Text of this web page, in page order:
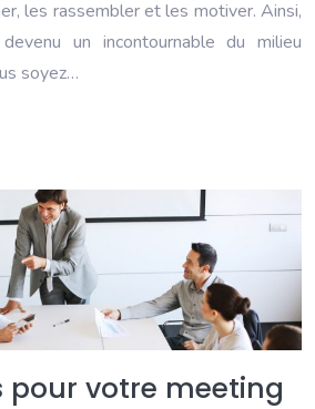
les rassembler et les motiver. Ainsi,
un incontournable du milieu
soyez…
pour votre meeting